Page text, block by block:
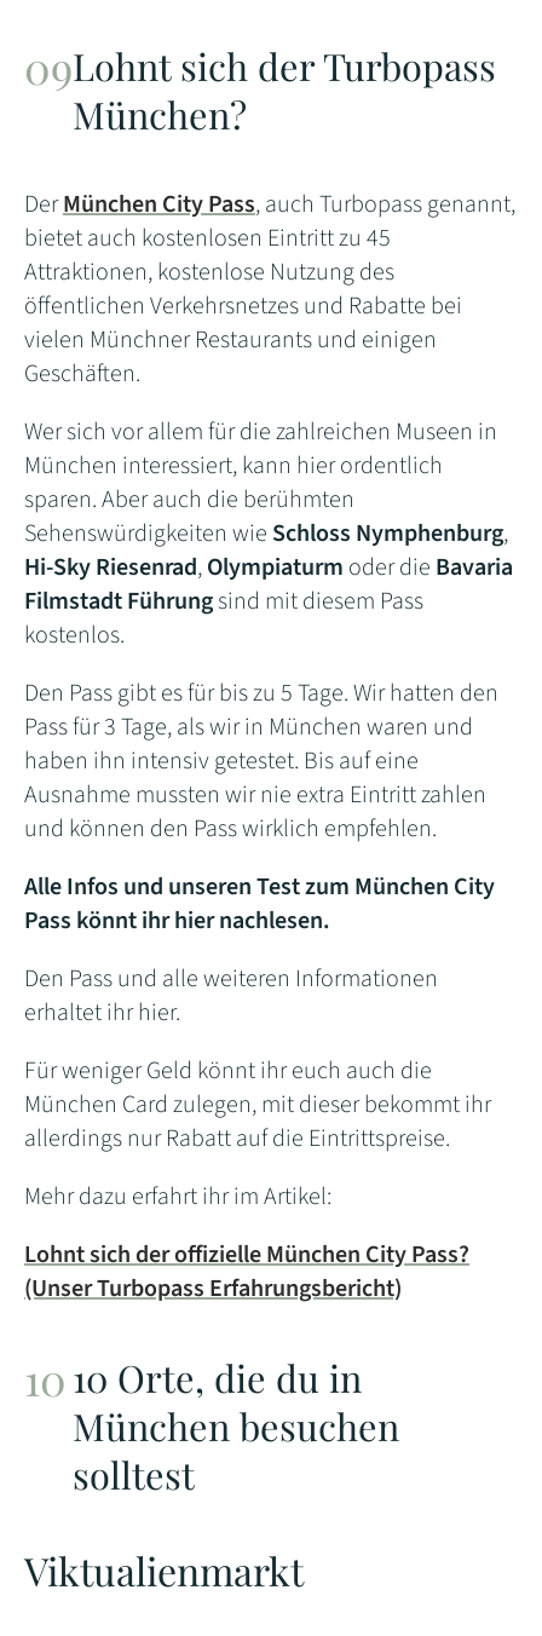
Lohnt sich der Turbopass
München?
DerMünchen City Pass, auch Turbopass genannt,
bietet auch kostenlosen Eintritt zu 45
Attraktionen, kostenlose Nutzung des
öffentlichen Verkehrsnetzes und Rabatte bei
vielen Münchner Restaurants und einigen
Geschäften.
Wer sich vor allem für die zahlreichen Museen in
München interessiert, kann hier ordentlich
sparen. Aber auch die berühmten
Sehenswürdigkeiten wie Schloss Nymphenburg,
Hi-Sky Riesenrad,Olympiaturm oder die Bavaria
Filmstadt Führungsind mit diesem Pass
kostenlos.
Den Pass gibt es für bis zu 5 Tage. Wir hatten den
Pass für 3 Tage, als wir in München waren und
haben ihn intensiv getestet. Bis auf eine
Ausnahme mussten wir nie extra Eintritt zahlen
und können den Pass wirklich empfehlen.
Alle Infos und unseren Test zum München City
Pass könnt ihr hier nachlesen.
Den Pass und alle weiteren Informationen
erhaltet ihr hier.
Für weniger Geld könnt ihr euch auch die
München Card zulegen, mit dieser bekommt ihr
allerdings nur Rabatt auf die Eintrittspreise.
Mehr dazu erfahrt ihr im Artikel:
Lohnt sich der offizielle München City Pass?
(Unser Turbopass Erfahrungsbericht)
10 Orte, die du in
München besuchen
solltest
Viktualienmarkt